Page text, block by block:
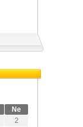
Ne
2